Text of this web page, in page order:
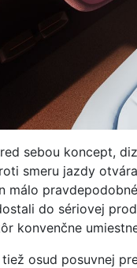
sebou koncept,
smeru jazdy
málo
do sériovej
konvenčne
osud posuvnej